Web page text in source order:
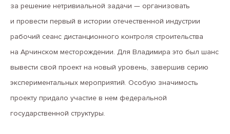
за решение нетривиальной задачи — организовать
и провести первый в истории отечественной индустрии
рабочий сеанс дистанционного контроля строительства
на Арчинском месторождении. Для Владимира это был шанс
вывести свой проект на новый уровень, завершив серию
экспериментальных мероприятий. Особую значимость
проекту придало участие в нем федеральной
государственной структуры.